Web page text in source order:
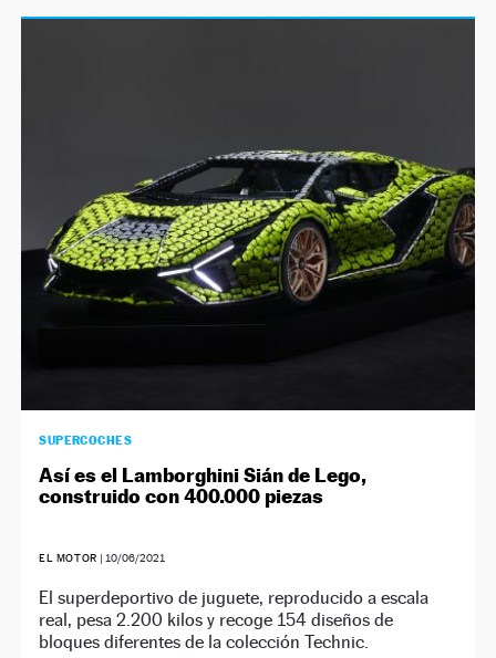
SUPERCOCHES
Así es el Lamborghini Sián de Lego,
construido con 400.000 piezas
EL MOTOR | 10/06/2021
El superdeportivo de juguete, reproducido a escala
real, pesa 2.200 kilos y recoge 154 diseños de
bloques diferentes de la colección Technic.